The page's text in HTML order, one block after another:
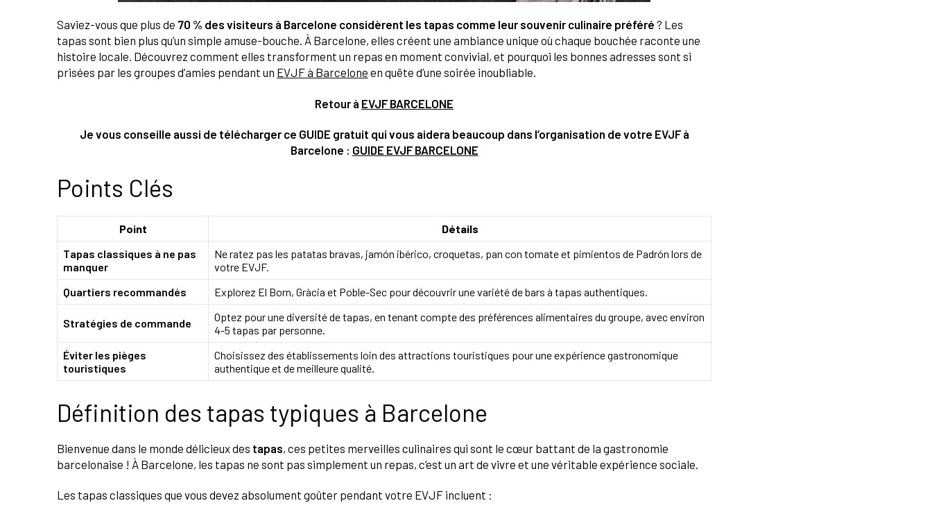
Saviez-vous que plus de 70 % des visiteurs à Barcelone considèrent les tapas comme leur souvenir culinaire préféré ? Les
tapas sont bien plus qu’un simple amuse-bouche. À Barcelone, elles créent une ambiance unique où chaque bouchée raconte une
histoire locale. Découvrez comment elles transforment un repas en moment convivial, et pourquoi les bonnes adresses sont si
prisées par les groupes d’amies pendant un EVJF à Barcelone en quête d’une soirée inoubliable.
Retour à EVJF BARCELONE
Je vous conseille aussi de télécharger ce GUIDE gratuit qui vous aidera beaucoup dans l’organisation de votre EVJF à
Barcelone : GUIDE EVJF BARCELONE
Points Clés
Point
Détails
Tapas classiques à ne pas
manquer
Ne ratez pas les patatas bravas, jamón ibérico, croquetas, pan con tomate et pimientos de Padrón lors de
votre EVJF.
Quartiers recommandés
Explorez El Born, Gràcia et Poble-Sec pour découvrir une variété de bars à tapas authentiques.
Stratégies de commande
Optez pour une diversité de tapas, en tenant compte des préférences alimentaires du groupe, avec environ
4-5 tapas par personne.
Éviter les pièges
touristiques
Choisissez des établissements loin des attractions touristiques pour une expérience gastronomique
authentique et de meilleure qualité.
Définition des tapas typiques à Barcelone
Bienvenue dans le monde délicieux des tapas, ces petites merveilles culinaires qui sont le cœur battant de la gastronomie
barcelonaise ! À Barcelone, les tapas ne sont pas simplement un repas, c’est un art de vivre et une véritable expérience sociale.
Les tapas classiques que vous devez absolument goûter pendant votre EVJF incluent :